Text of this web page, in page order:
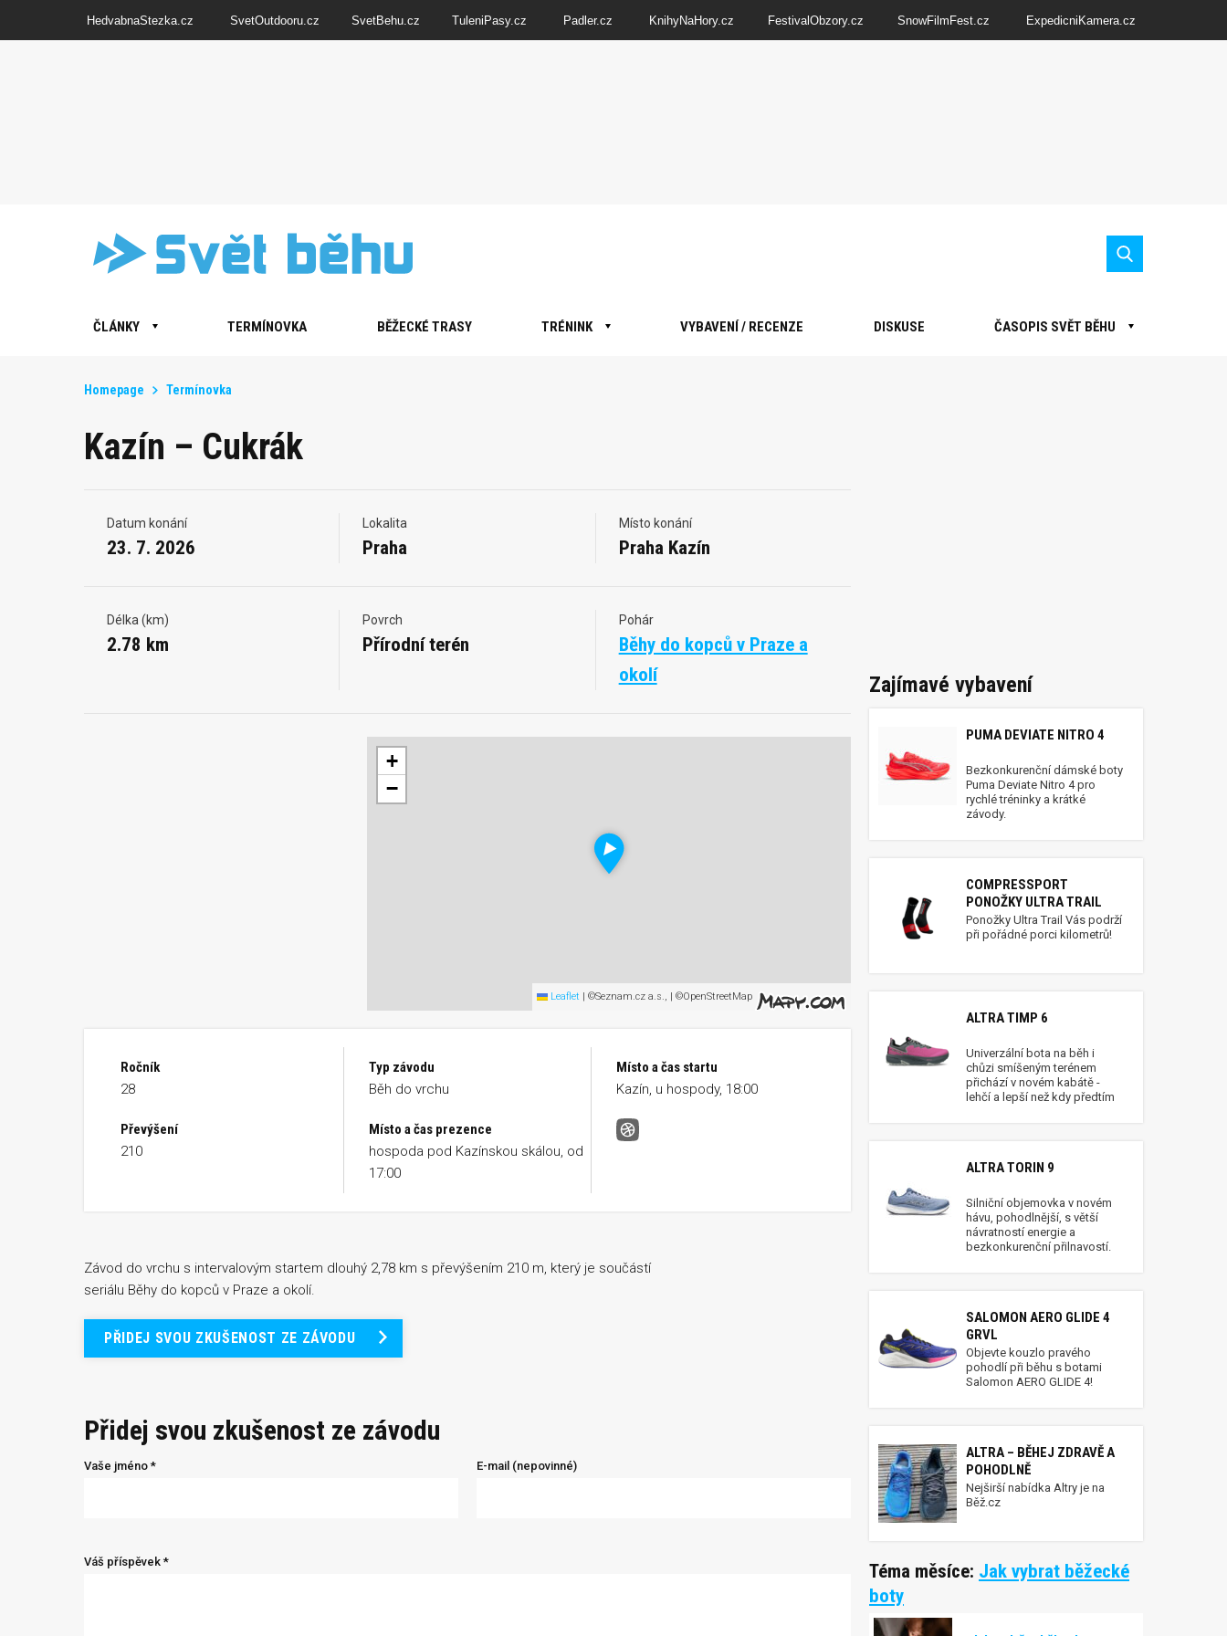
HedvabnaStezka.cz SvetOutdooru.cz SvetBehu.cz TuleniPasy.cz Padler.cz KnihyNaHory.cz FestivalObzory.cz SnowFilmFest.cz ExpedicniKamera.cz
ČLÁNKY TERMÍNOVKA BĚŽECKÉ TRASY TRÉNINK VYBAVENÍ / RECENZE DISKUSE ČASOPIS SVĚT BĚHU
Homepage Termínovka
Kazín – Cukrák
Datum konání
23. 7. 2026
Lokalita
Praha
Místo konání
Praha Kazín
Délka (km)
2.78 km
Povrch
Přírodní terén
Pohár
Běhy do kopců v Praze a
okolí
+
−
Leaflet | ©Seznam.cz a.s., | ©OpenStreetMap
Ročník
28
Převýšení
210
Typ závodu
Běh do vrchu
Místo a čas prezence
hospoda pod Kazínskou skálou, od
17:00
Místo a čas startu
Kazín, u hospody, 18:00
Kazín &#8211; Cukrák
Závod do vrchu s intervalovým startem dlouhý 2,78 km s převýšením 210 m, který je součástí
seriálu Běhy do kopců v Praze a okolí.
PŘIDEJ SVOU ZKUŠENOST ZE ZÁVODU
Přidej svou zkušenost ze závodu
Vaše jméno * E-mail (nepovinné)
Váš příspěvek *
Zajímavé vybavení
PUMA DEVIATE NITRO 4
Bezkonkurenční dámské boty
Puma Deviate Nitro 4 pro
rychlé tréninky a krátké
závody.
COMPRESSPORT
PONOŽKY ULTRA TRAIL
Ponožky Ultra Trail Vás podrží
při pořádné porci kilometrů!
ALTRA TIMP 6
Univerzální bota na běh i
chůzi smíšeným terénem
přichází v novém kabátě -
lehčí a lepší než kdy předtím
ALTRA TORIN 9
Silniční objemovka v novém
hávu, pohodlnější, s větší
návratností energie a
bezkonkurenční přilnavostí.
SALOMON AERO GLIDE 4
GRVL
Objevte kouzlo pravého
pohodlí při běhu s botami
Salomon AERO GLIDE 4!
ALTRA – BĚHEJ ZDRAVĚ A
POHODLNĚ
Nejširší nabídka Altry je na
Běž.cz
Téma měsíce: Jak vybrat běžecké
boty